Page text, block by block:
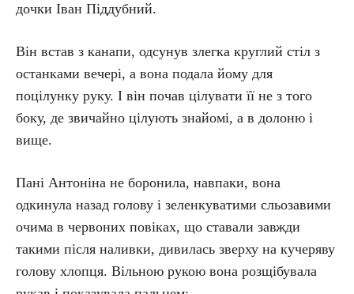
дочки Іван Піддубний.
Він встав з канапи, одсунув злегка круглий стіл з
останками вечері, а вона подала йому для
поцілунку руку. І він почав цілувати її не з того
боку, де звичайно цілують знайомі, а в долоню і
вище.
Пані Антоніна не боронила, навпаки, вона
одкинула назад голову і зеленкуватими сльозавими
очима в червоних повіках, що ставали завжди
такими після наливки, дивилась зверху на кучеряву
голову хлопця. Вільною рукою вона розщібувала